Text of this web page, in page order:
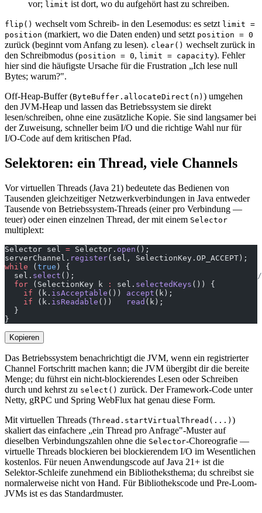
vor; limit ist dort, wo du aufgehört hast zu schreiben.
flip() wechselt vom Schreib- in den Lesemodus: es setzt limit =
position (markiert, wo die Daten enden) und setzt position = 0
zurück (beginnt vom Anfang zu lesen). clear() wechselt zurück in
den Schreibmodus (position = 0, limit = capacity). Fehler
hier sind die häufigste Ursache für die Frustration „Ich lese null
Bytes; warum?".
Off-Heap-Buffer (ByteBuffer.allocateDirect(n) ) umgehen
den JVM-Heap und lassen das Betriebssystem sie direkt
lesen/schreiben, ohne eine zusätzliche Kopie. Sie sind langsamer bei
der Zuweisung, schneller beim I/O und die richtige Wahl nur für
I/O-Code auf dem kritischen Pfad.
Selektoren: ein Thread, viele Channels
Vor virtuellen Threads (Java 21) bedeutete das Bedienen von
Tausenden gleichzeitiger Netzwerkverbindungen in Java entweder
Tausende von Betriebssystem-Threads (einer pro Verbindung —
teuer) oder einen einzelnen Thread, der mit einem Selector
multiplext:
Selector sel = Selector. open ();
serverChannel. register(sel, SelectionKey.OP_ACCEPT);
while ( true ) {
  sel.
select ();
  for
(SelectionKey k : sel. selectedKeys ()) {
    if
(k. isAcceptable ()) accept (k);
    if
(k. isReadable ()) read (k);
  }
}
Kopieren
Das Betriebssystem benachrichtigt die JVM, wenn ein registrierter
Channel Fortschritt machen kann; die JVM übergibt dir die bereite
Menge; du führst ein nicht-blockierendes Lesen oder Schreiben
durch und kehrst zu select() zurück. Der Framework-Code unter
Netty, gRPC und Spring WebFlux hat genau diese Form.
Mit virtuellen Threads (Thread.startVirtualThread(...) )
skaliert das einfachere „ein Thread pro Anfrage"-Muster auf
dieselben Verbindungszahlen ohne die Selector-Choreografie —
virtuelle Threads blockieren bei blockierendem I/O im Wesentlichen
kostenlos. Für neuen Anwendungscode auf Java 21+ ist die
Selektor-Schleife zunehmend ein Bibliotheksthema; du schreibst sie
normalerweise nicht von Hand. Für Bibliothekscode und Pre-Loom-
JVMs ist es das Standardmuster.